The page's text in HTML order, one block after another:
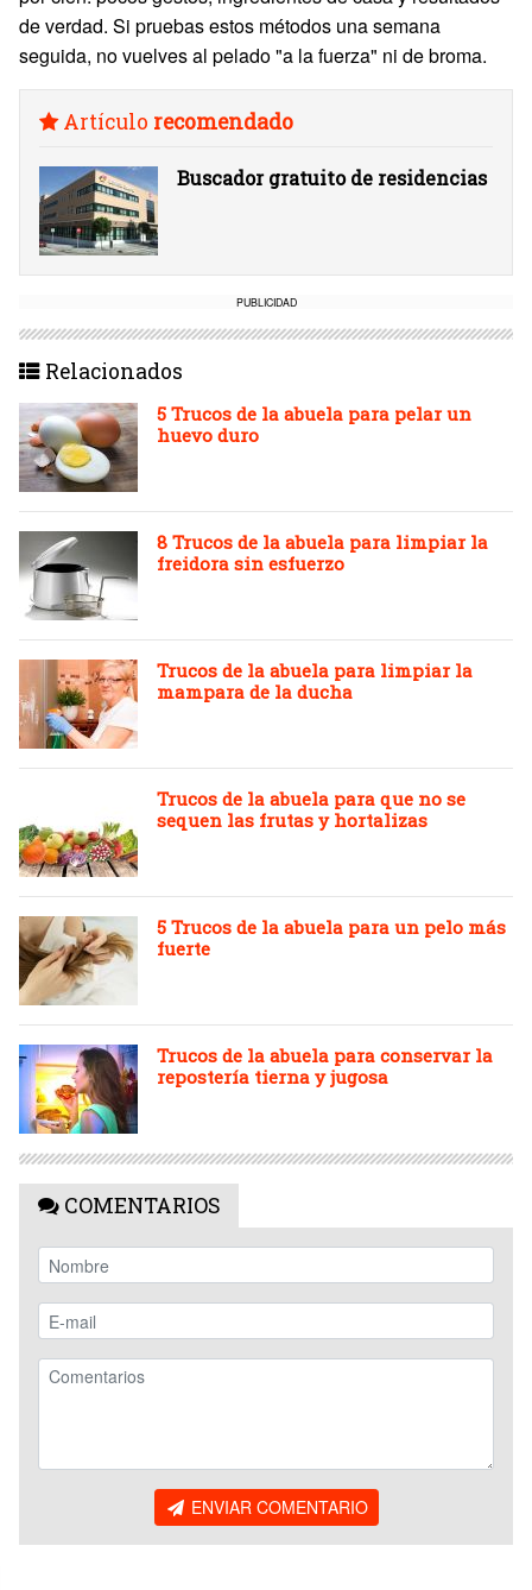
de verdad. Si pruebas estos métodos una semana
seguida, no vuelves al pelado "a la fuerza" ni de broma.
Artículo recomendado
Buscador gratuito de residencias
PUBLICIDAD
Relacionados
5 Trucos de la abuela para pelar un
huevo duro
8 Trucos de la abuela para limpiar la
freidora sin esfuerzo
Trucos de la abuela para limpiar la
mampara de la ducha
Trucos de la abuela para que no se
sequen las frutas y hortalizas
5 Trucos de la abuela para un pelo más
fuerte
Trucos de la abuela para conservar la
repostería tierna y jugosa
COMENTARIOS
ENVIAR COMENTARIO